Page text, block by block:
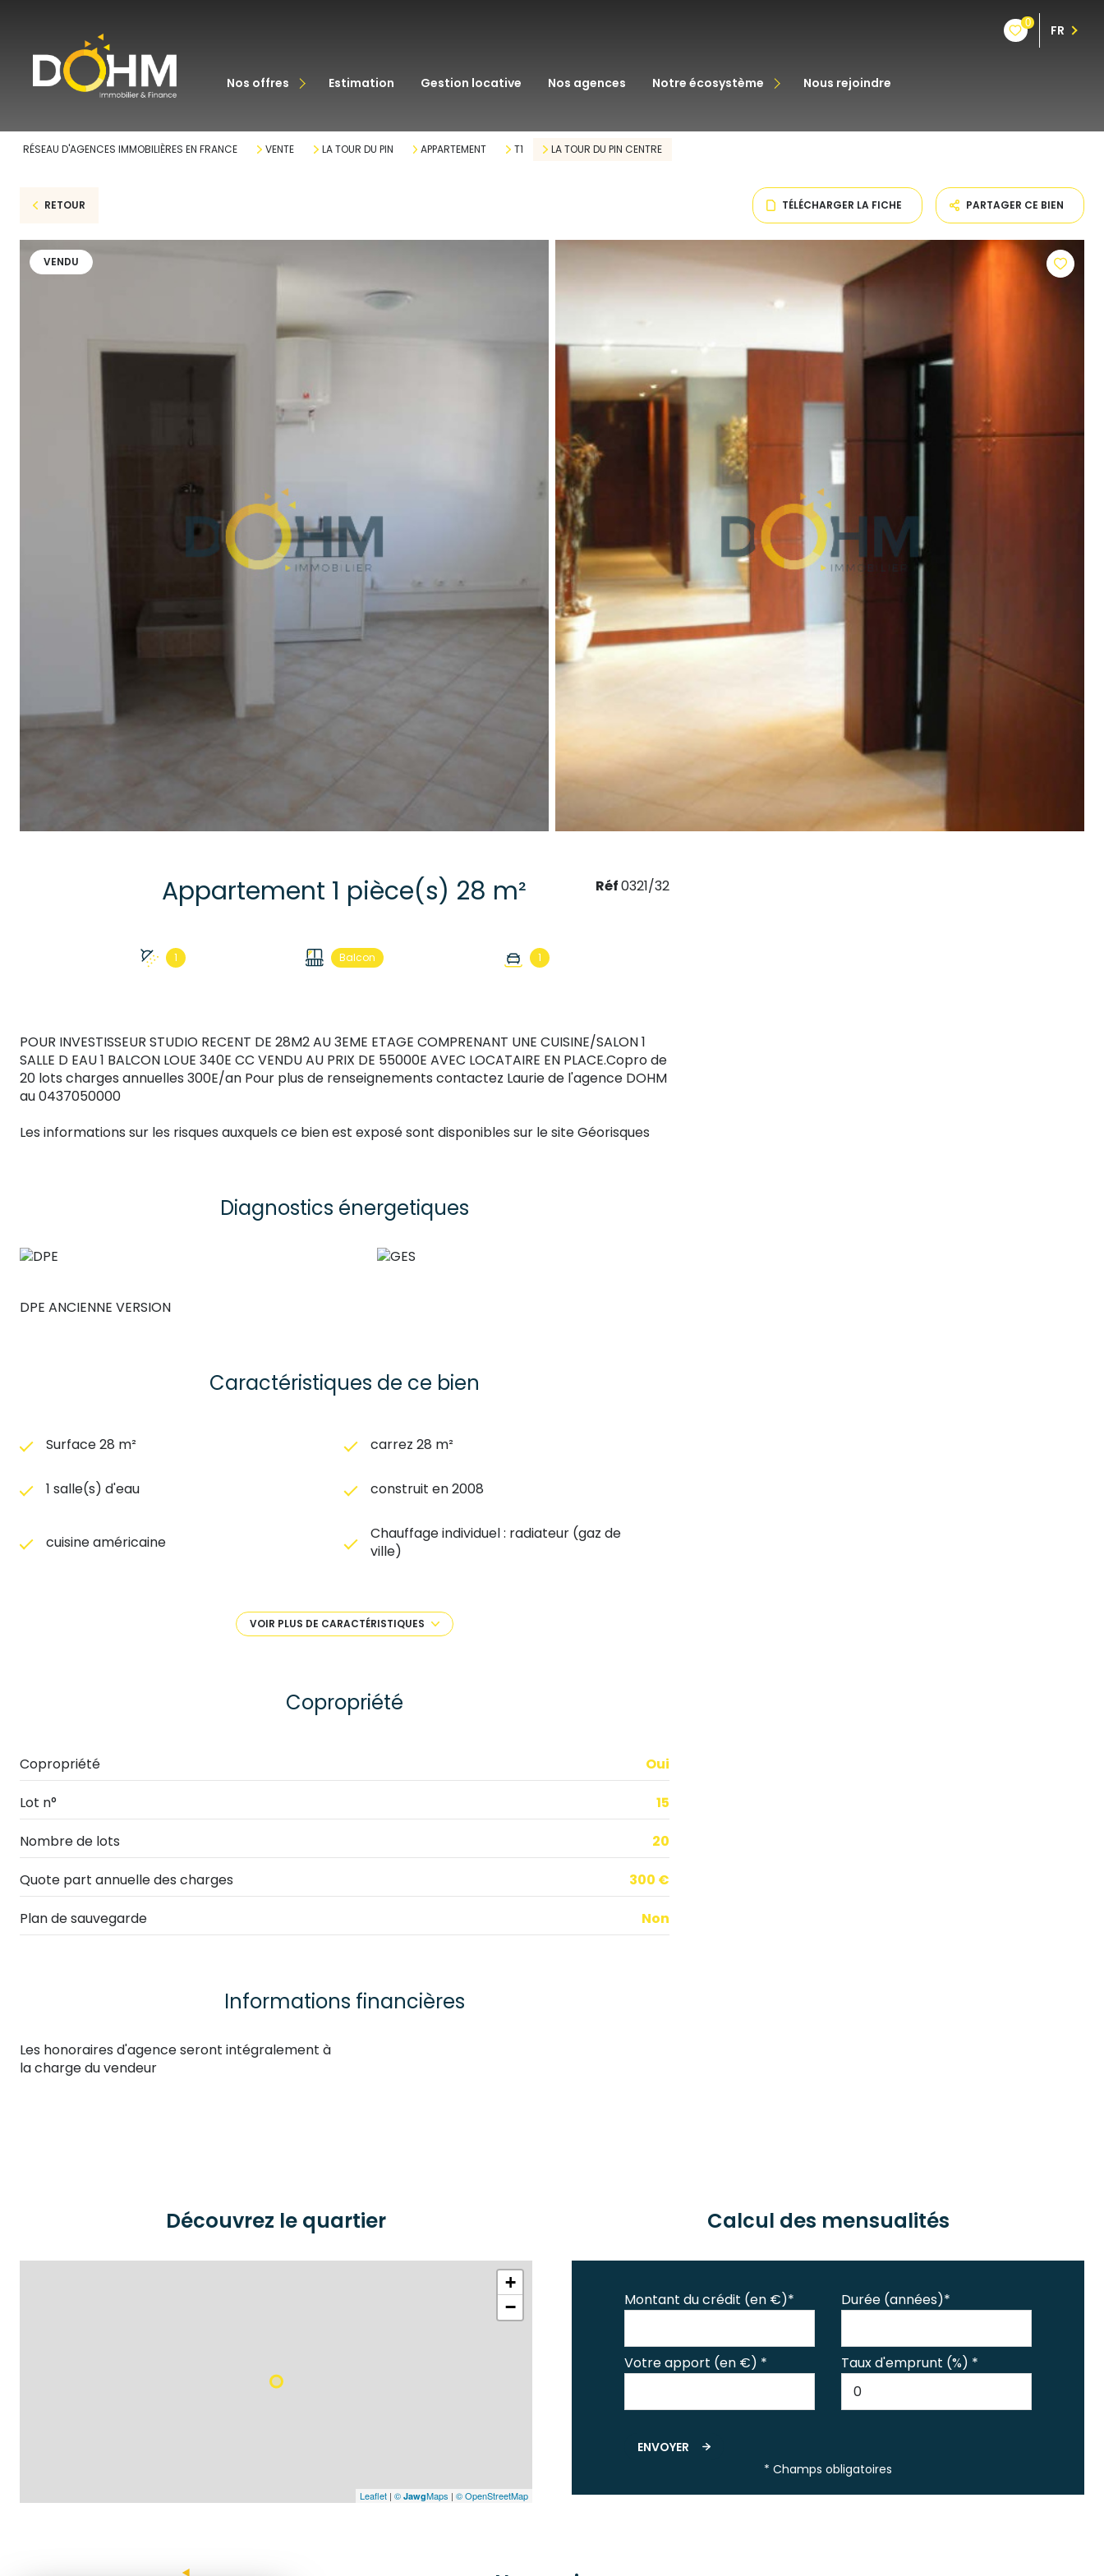
0 FR
nos offres
acheter estimation gestion locative nos agences notre écosystème
courtage en prêt
nous rejoindre
RÉSEAU D'AGENCES IMMOBILIÈRES EN FRANCE VENTE LA TOUR DU PIN APPARTEMENT T1 LA TOUR DU PIN CENTRE
RETOUR TÉLÉCHARGER LA FICHE PARTAGER CE BIEN
VENDU
Appartement 1 pièce(s) 28 m²
1 Balcon 1
Réf0321/32
POUR INVESTISSEUR STUDIO RECENT DE 28M2 AU 3EME ETAGE COMPRENANT UNE CUISINE/SALON 1
SALLE D EAU 1 BALCON LOUE 340E CC VENDU AU PRIX DE 55000E AVEC LOCATAIRE EN PLACE.Copro de
20 lots charges annuelles 300E/an Pour plus de renseignements contactez Laurie de l'agence DOHM
au 0437050000
Les informations sur les risques auxquels ce bien est exposé sont disponibles sur le siteGéorisques
Diagnostics énergetiques
DPE ANCIENNE VERSION
Caractéristiques de ce bien
Surface 28 m² carrez 28 m²
1 salle(s) d'eau construit en 2008
cuisine américaine
Chauffage individuel : radiateur (gaz de
ville)
3 étage(s)
VOIR PLUS DE CARACTÉRISTIQUES
Copropriété
Copropriété Oui
Lot n° 15
Nombre de lots 20
Quote part annuelle des charges 300 €
Plan de sauvegarde Non
Informations financières
Les honoraires d'agence seront intégralement à
la charge du vendeur
Découvrez le quartier
+
−
Leaflet | © JawgMaps | © OpenStreetMap
Calcul des mensualités
Montant du crédit (en €)* Durée (années)*
Votre apport (en €) * Taux d'emprunt (%) *
ENVOYER
* Champs obligatoires